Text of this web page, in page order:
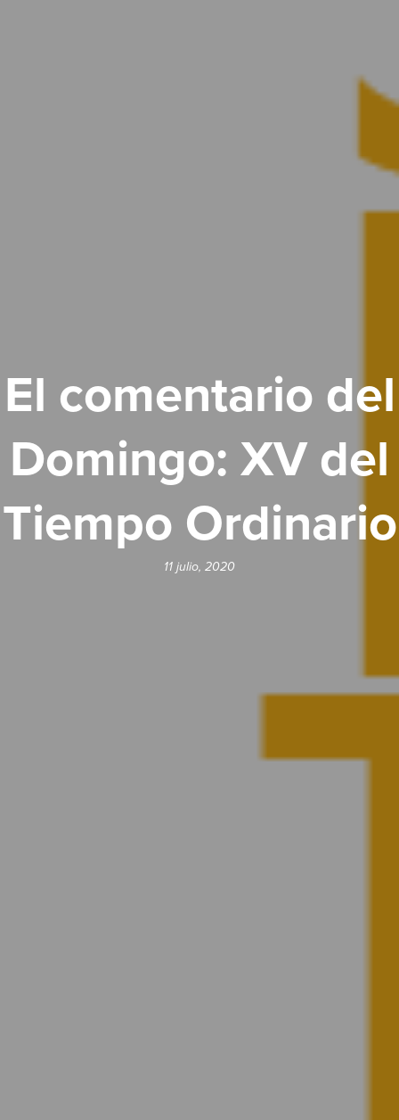
El comentario del
Domingo: XV del
Tiempo Ordinario
11 julio, 2020